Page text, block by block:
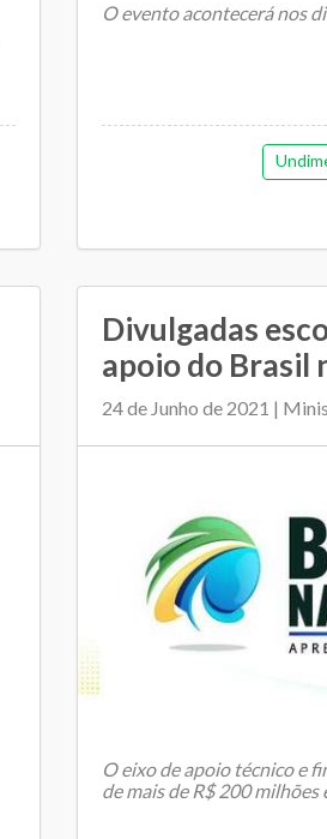
O evento acontecerá nos
Com início na próxima
Acre será realizado de
Divulgadas
apoio do Brasil
24 de Junho de 2021 |
O eixo de apoio técnico e
de mais de R$ 200